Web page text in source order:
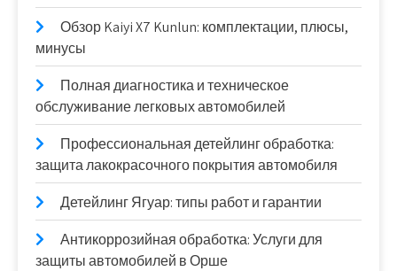
Обзор Kaiyi X7 Kunlun: комплектации, плюсы,
минусы
Полная диагностика и техническое
обслуживание легковых автомобилей
Профессиональная детейлинг обработка:
защита лакокрасочного покрытия автомобиля
Детейлинг Ягуар: типы работ и гарантии
Антикоррозийная обработка: Услуги для
защиты автомобилей в Орше